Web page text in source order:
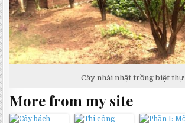
Cây nhài nhật trồng biệt thự
More from my site